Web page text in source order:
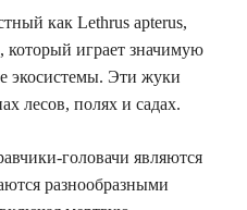
как Lethrus apterus,
который играет значимую
экосистемы. Эти жуки
лесов, полях и садах.
головачи являются
разнообразными